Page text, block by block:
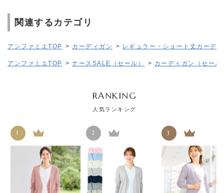
関連するカテゴリ
アンファミエTOP > カーディガン > レギュラー・ショート丈カーデ
アンファミエTOP > ナースSALE（セール） > カーディガン（セール
RANKING
人気ランキング
1 2 3